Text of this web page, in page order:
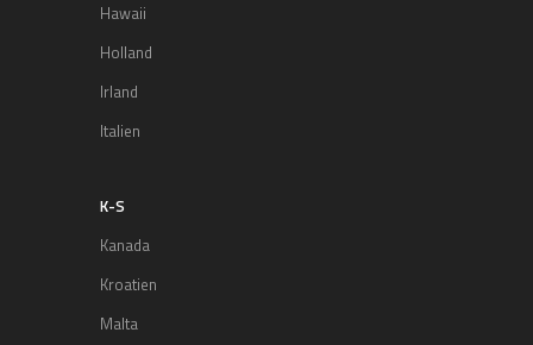
Hawaii
Holland
Irland
Italien
K-S
Kanada
Kroatien
Malta